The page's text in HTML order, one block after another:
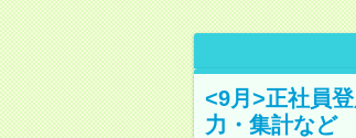
<9月>正社員
力・集計など